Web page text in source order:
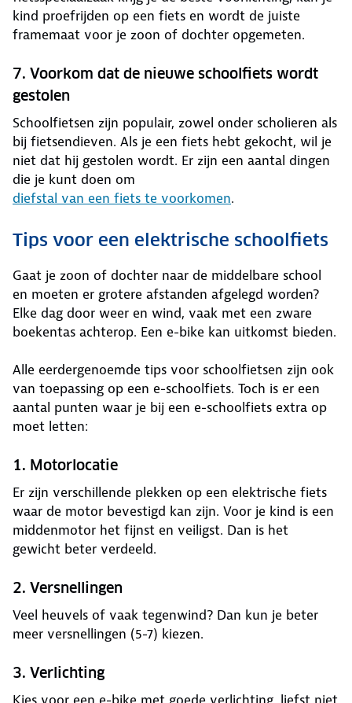
kind proefrijden op een fiets en wordt de juiste
framemaat voor je zoon of dochter opgemeten.
7. Voorkom dat de nieuwe schoolfiets wordt
gestolen
Schoolfietsen zijn populair, zowel onder scholieren als
bij fietsendieven. Als je een fiets hebt gekocht, wil je
niet dat hij gestolen wordt. Er zijn een aantal dingen
die je kunt doen om
diefstal van een fiets te voorkomen.
Tips voor een elektrische schoolfiets
Gaat je zoon of dochter naar de middelbare school
en moeten er grotere afstanden afgelegd worden?
Elke dag door weer en wind, vaak met een zware
boekentas achterop. Een e-bike kan uitkomst bieden.
Alle eerdergenoemde tips voor schoolfietsen zijn ook
van toepassing op een e-schoolfiets. Toch is er een
aantal punten waar je bij een e-schoolfiets extra op
moet letten:
1. Motorlocatie
Er zijn verschillende plekken op een elektrische fiets
waar de motor bevestigd kan zijn. Voor je kind is een
middenmotor het fijnst en veiligst. Dan is het
gewicht beter verdeeld.
2. Versnellingen
Veel heuvels of vaak tegenwind? Dan kun je beter
meer versnellingen (5-7) kiezen.
3. Verlichting